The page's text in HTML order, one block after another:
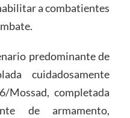
a combatientes
predominante de
cuidadosamente
Mossad, completada
de armamento,